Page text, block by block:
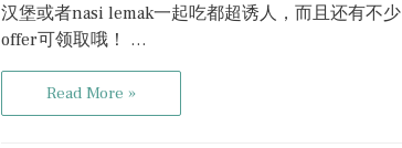
汉堡或者nasi lemak一起吃都超诱人，而且还有不少
offer可领取哦！ …
Read More »